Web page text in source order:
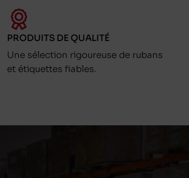
PRODUITS DE QUALITÉ
Une sélection rigoureuse de rubans
et étiquettes fiables.